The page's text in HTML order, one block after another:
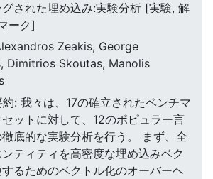
グされた埋め込み:実験分析 [実験, 解
ーク]
Zeakis, George
Dimitrios Skoutas, Manolis
: 我々は、17の確立されたベンチマ
ットに対して、12のポピュラー言
底的な実験分析を行う。 まず、全
ティティを高密度な埋め込みベク
するためのベクトル化のオーバーヘ